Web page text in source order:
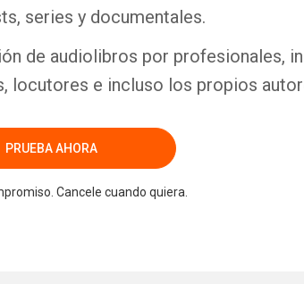
series y documentales.
de audiolibros por profesionales,
locutores e incluso los propios
PRUEBA AHORA
Cancele cuando quiera.